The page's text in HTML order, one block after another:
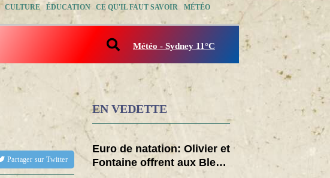
CULTURE ÉDUCATION CE QU'IL FAUT SAVOIR MÉTÉO
Météo - Sydney 11°C
Partager sur Twitter
EN VEDETTE
Euro de natation: Olivier et
Fontaine offrent aux Bleus